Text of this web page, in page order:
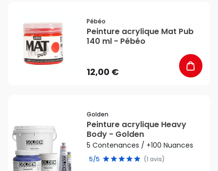
Pébéo
Peinture acrylique Mat Pub
140 ml - Pébéo
12,00 €
Golden
Peinture acrylique Heavy
Body - Golden
5 Contenances / +100 Nuances
5/5 (1 avis)